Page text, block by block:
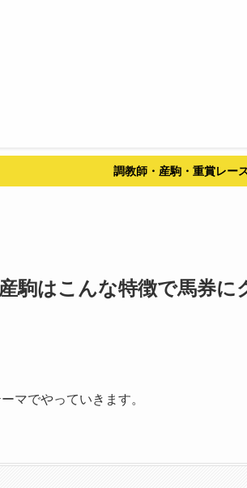
調教師・産駒・重賞レー
駒はこんな特徴で馬券に
マでやっていきます。